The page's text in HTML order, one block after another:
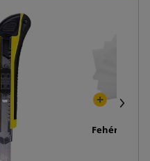
Fehér